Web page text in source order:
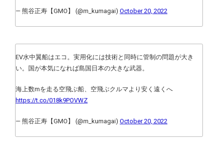
— 熊谷正寿【GMO】 (@m_kumagai) October 20, 2022
EV水中翼船はエコ。実用化には技術と同時に管制の問題が大き
い。国が本気になれば島国日本の大きな武器。
海上数mを走る空飛ぶ船、空飛ぶクルマより安く遠くへ
https://t.co/018k9POVWZ
— 熊谷正寿【GMO】 (@m_kumagai) October 20, 2022